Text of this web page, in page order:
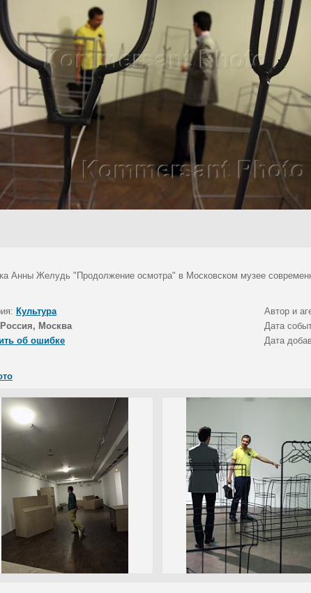
Анны Желудь "Продолжение осмотра" в Московском музее
Культура Автор и
Россия, Москва Дата
об ошибке
Дата